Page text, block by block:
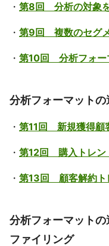
・ 第8回 分析の対象を
・ 第9回 複数のセグ
・ 第10回 分析フォー
分析フォーマット
・ 第11回 新規獲得顧
・ 第12回 購入トレン
・ 第13回 顧客解約ト
分析フォーマット
ファイリング